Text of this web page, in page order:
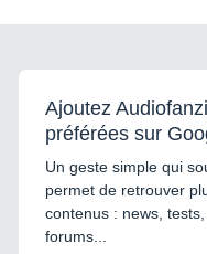
Ajoutez
préférées sur
Un geste simple qui
permet de retrouver
contenus : news,
forums...